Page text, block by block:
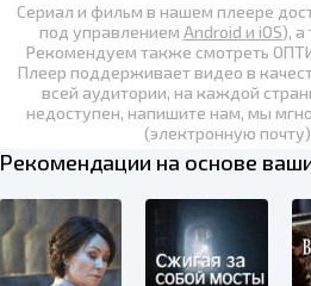
Сериал и фильм в нашем плеере
под управлением Android и iOS), а
Рекомендуем также смотреть
Плеер поддерживает видео в
всей аудитории, на каждой
недоступен, напишите нам, мы
(электронную
Рекомендации на основе